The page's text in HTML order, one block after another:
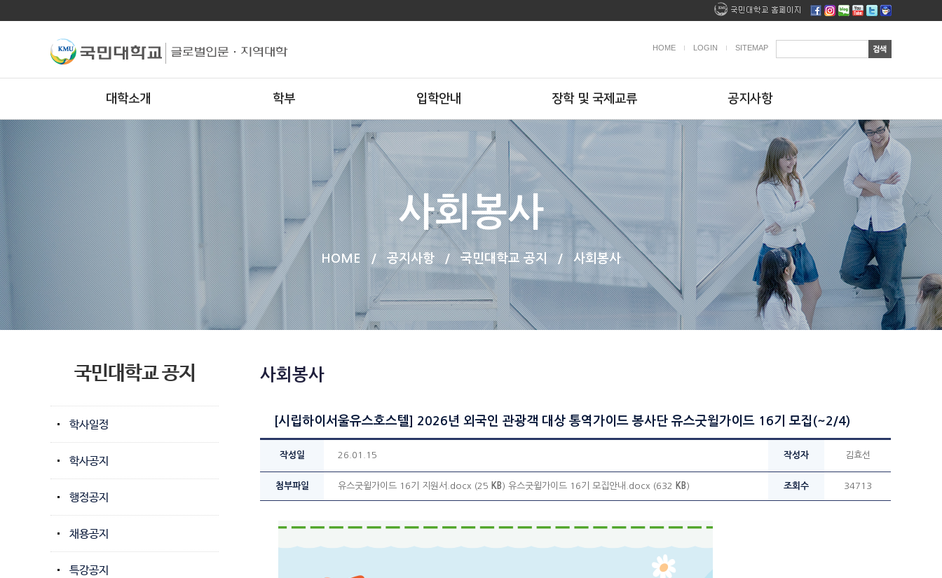
HOME LOGIN SITEMAP
대학소개 학부 입학안내 장학 및 국제교류 공지사항
사회봉사
HOME / 공지사항 / 국민대학교 공지 / 사회봉사
국민대학교 공지
학사일정
학사공지
행정공지
채용공지
특강공지
사회봉사
[시립하이서울유스호스텔] 2026년 외국인 관광객 대상 통역가이드 봉사단 유스굿윌가이드 16기 모집(~2/4)
작성일 26.01.15 작성자 김효선
첨부파일 유스굿윌가이드 16기 지원서.docx (25 KB) 유스굿윌가이드 16기 모집안내.docx (632 KB) 조회수 34713